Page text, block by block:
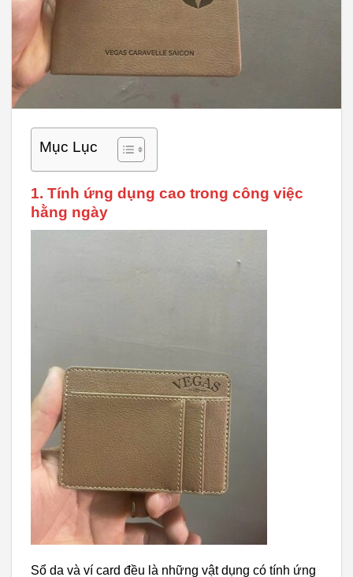
Mục Lục
1. Tính ứng dụng cao trong công việc
hằng ngày
Sổ da và ví card đều là những vật dụng có tính ứng